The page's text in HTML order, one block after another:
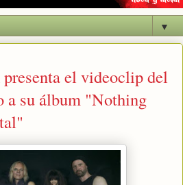
▼
el videoclip del
a su álbum "Nothing